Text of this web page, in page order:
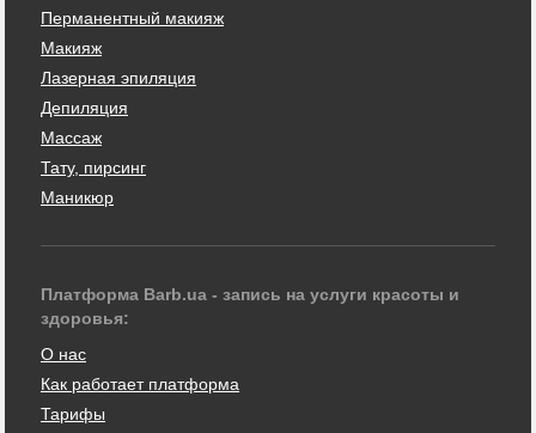
Перманентный макияж
Макияж
Лазерная эпиляция
Депиляция
Массаж
Тату, пирсинг
Маникюр
Платформа Barb.ua - запись на услуги красоты и
здоровья:
О нас
Как работает платформа
Тарифы